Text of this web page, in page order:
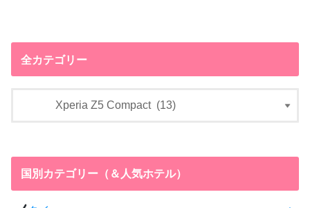
全カテゴリー
国別カテゴリー（＆人気ホテル）